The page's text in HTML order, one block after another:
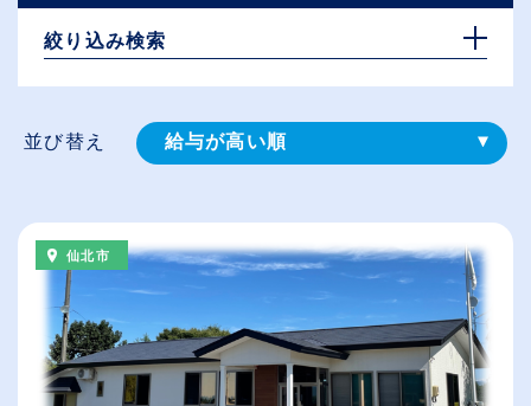
絞り込み検索
並び替え 給与が高い順
従業員が多い順
休日数が多い順
仙北市